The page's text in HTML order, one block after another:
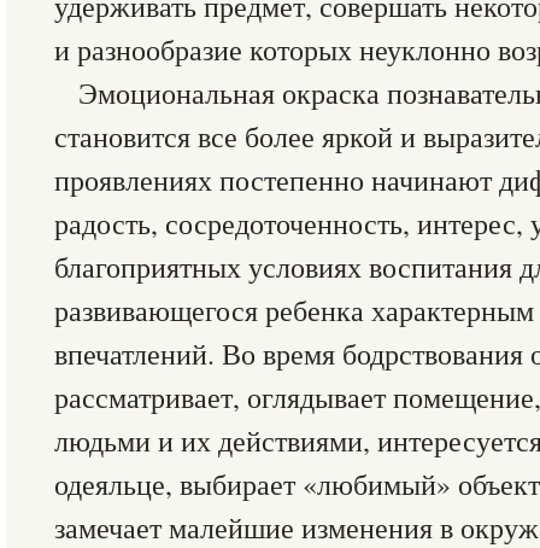
и разнообразие которых неуклонно
Эмоциональная окраска
становится все более яркой и
проявлениях постепенно начинают
радость, сосредоточенность,
благоприятных условиях воспитания
развивающегося ребенка
впечатлений. Во время бодрствования
рассматривает, оглядывает
людьми и их действиями,
одеяльце, выбирает «любимый»
замечает малейшие изменения в